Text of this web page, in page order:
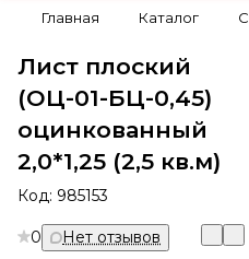
Главная Каталог
Лист плоский
(ОЦ-01-БЦ-0,45)
оцинкованный
2,0*1,25 (2,5 кв.м)
Код: 985153
0 Нет отзывов